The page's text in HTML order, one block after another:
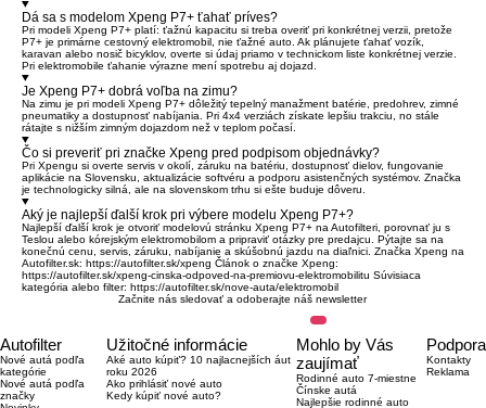
Dá sa s modelom Xpeng P7+ ťahať príves?
Pri modeli Xpeng P7+ platí: ťažnú kapacitu si treba overiť pri konkrétnej verzii, pretože
P7+ je primárne cestovný elektromobil, nie ťažné auto. Ak plánujete ťahať vozík,
karavan alebo nosič bicyklov, overte si údaj priamo v technickom liste konkrétnej verzie.
Pri elektromobile ťahanie výrazne mení spotrebu aj dojazd.
Je Xpeng P7+ dobrá voľba na zimu?
Na zimu je pri modeli Xpeng P7+ dôležitý tepelný manažment batérie, predohrev, zimné
pneumatiky a dostupnosť nabíjania. Pri 4x4 verziách získate lepšiu trakciu, no stále
rátajte s nižším zimným dojazdom než v teplom počasí.
Čo si preveriť pri značke Xpeng pred podpisom objednávky?
Pri Xpengu si overte servis v okolí, záruku na batériu, dostupnosť dielov, fungovanie
aplikácie na Slovensku, aktualizácie softvéru a podporu asistenčných systémov. Značka
je technologicky silná, ale na slovenskom trhu si ešte buduje dôveru.
Aký je najlepší ďalší krok pri výbere modelu Xpeng P7+?
Najlepší ďalší krok je otvoriť modelovú stránku Xpeng P7+ na Autofilteri, porovnať ju s
Teslou alebo kórejským elektromobilom a pripraviť otázky pre predajcu. Pýtajte sa na
konečnú cenu, servis, záruku, nabíjanie a skúšobnú jazdu na diaľnici. Značka Xpeng na
Autofilter.sk: https://autofilter.sk/xpeng Článok o značke Xpeng:
https://autofilter.sk/xpeng-cinska-odpoved-na-premiovu-elektromobilitu Súvisiaca
kategória alebo filter: https://autofilter.sk/nove-auta/elektromobil
Začnite nás sledovať a odoberajte náš newsletter
Autofilter
Nové autá podľa
kategórie
Nové autá podľa
značky
Užitočné informácie
Aké auto kúpiť? 10 najlacnejších áut
roku 2026
Ako prihlásiť nové auto
Kedy kúpiť nové auto?
Mohlo by Vás
zaujímať
Rodinné auto 7-miestne
Čínske autá
Najlepšie rodinné auto
Podpora
Kontakty
Reklama